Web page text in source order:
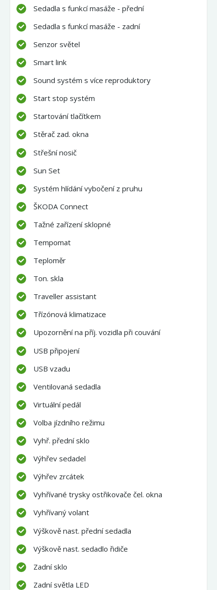
Sedadla s funkcí masáže - přední
Sedadla s funkcí masáže - zadní
Senzor světel
Smart link
Sound systém s více reproduktory
Start stop systém
Startování tlačítkem
Stěrač zad. okna
Střešní nosič
Sun Set
Systém hlídání vybočení z pruhu
ŠKODA Connect
Tažné zařízení sklopné
Tempomat
Teploměr
Ton. skla
Traveller assistant
Třízónová klimatizace
Upozornění na příj. vozidla při couvání
USB připojení
USB vzadu
Ventilovaná sedadla
Virtuální pedál
Volba jízdního režimu
Vyhř. přední sklo
Výhřev sedadel
Výhřev zrcátek
Vyhřívané trysky ostřikovače čel. okna
Vyhřívaný volant
Výškově nast. přední sedadla
Výškově nast. sedadlo řidiče
Zadní sklo
Zadní světla LED